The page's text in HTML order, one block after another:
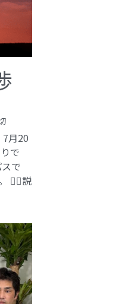
月20
で
で
🕵️‍♂️説